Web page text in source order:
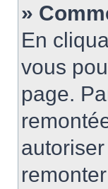
»
En
vous
page.